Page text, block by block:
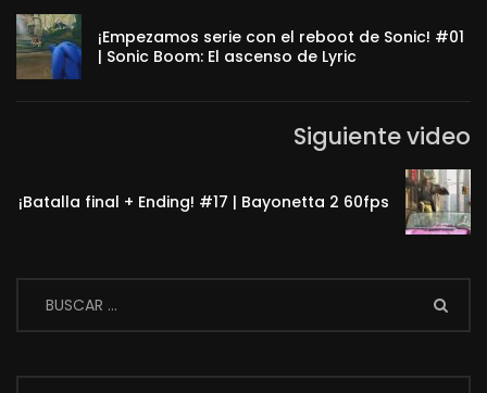
¡Empezamos serie con el reboot de Sonic! #01
| Sonic Boom: El ascenso de Lyric
Siguiente video
¡Batalla final + Ending! #17 | Bayonetta 2 60fps